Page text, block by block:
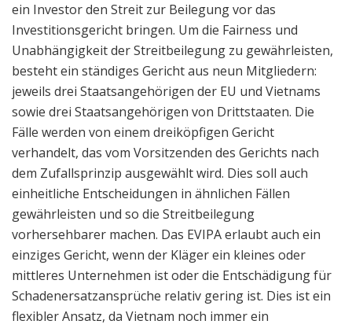
ein Investor den Streit zur Beilegung vor das
Investitionsgericht bringen. Um die Fairness und
Unabhängigkeit der Streitbeilegung zu gewährleisten,
besteht ein ständiges Gericht aus neun Mitgliedern:
jeweils drei Staatsangehörigen der EU und Vietnams
sowie drei Staatsangehörigen von Drittstaaten. Die
Fälle werden von einem dreiköpfigen Gericht
verhandelt, das vom Vorsitzenden des Gerichts nach
dem Zufallsprinzip ausgewählt wird. Dies soll auch
einheitliche Entscheidungen in ähnlichen Fällen
gewährleisten und so die Streitbeilegung
vorhersehbarer machen. Das EVIPA erlaubt auch ein
einziges Gericht, wenn der Kläger ein kleines oder
mittleres Unternehmen ist oder die Entschädigung für
Schadenersatzansprüche relativ gering ist. Dies ist ein
flexibler Ansatz, da Vietnam noch immer ein